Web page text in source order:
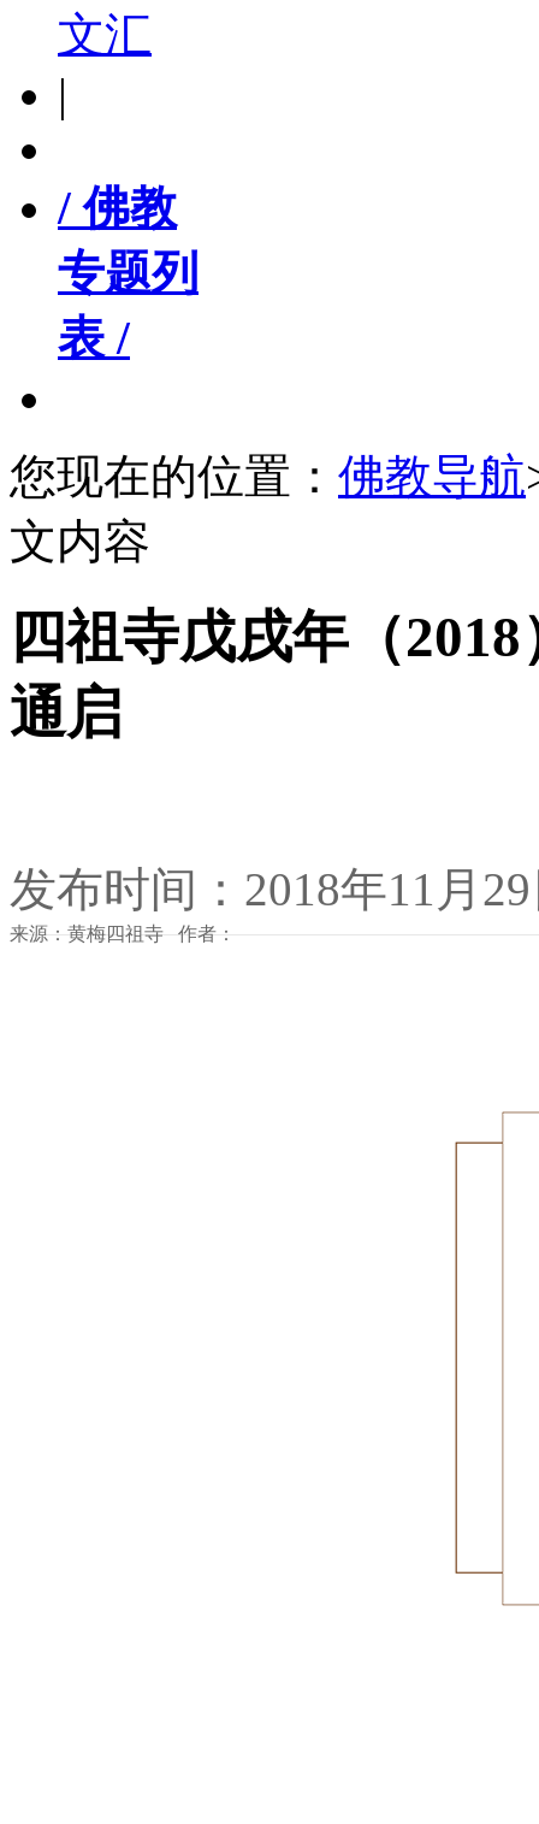
文汇
|
/ 佛教
专题列
表 /
您现在的位置： 佛教导航
文内容
四祖寺戊戌年（
通启
发布时间：2018年11月
来源：黄梅四祖寺 作者：